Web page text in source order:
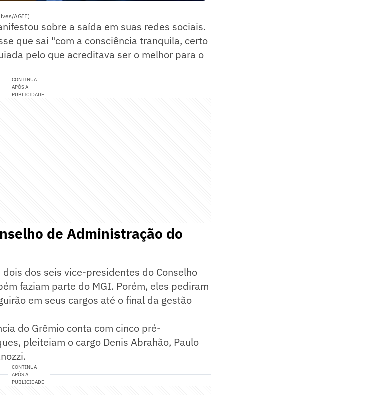
AGIF)
sobre a saída em suas redes sociais.
que sai "com a consciência tranquila, certo
pelo que acreditava ser o melhor para o
CONTINUA
APÓS A
PUBLICIDADE
de Administração do
dos seis vice-presidentes do Conselho
faziam parte do MGI. Porém, eles pediram
em seus cargos até o final da gestão
do Grêmio conta com cinco pré-
pleiteiam o cargo Denis Abrahão, Paulo
CONTINUA
APÓS A
PUBLICIDADE